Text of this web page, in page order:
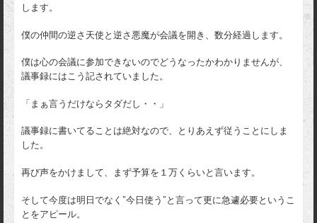
します。
僕の仲間の逆さ天使と逆さ悪魔が会議を開き、数分経過します。
僕は心の会議に参加できないのでどうなったかわかりませんが、
議事録にはこう記されていました。
「まぁ言うだけならタダだし・・」
議事録に書いてることは絶対なので、とりあえず従うことにしま
した。
再び声をかけまして、まず予算を１万くらいと言います。
そして今度は明日でなく”今日使う”と言って更に急遽必要というこ
とをアピール。